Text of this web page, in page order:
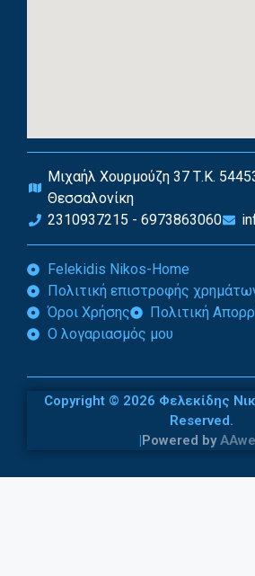
Μιχαήλ Χουρμούζη 37 Τ.Κ.
Θεσσαλονίκη
2310937215 - 6973863060
Felekidis Nikos-Home
Πολιτική επιστροφής
Όροι Χρήσης
Πολιτική
Ο λογαριασμός μου
Copyright © 2026 Φελεκίδης
Reserved.
Powered by